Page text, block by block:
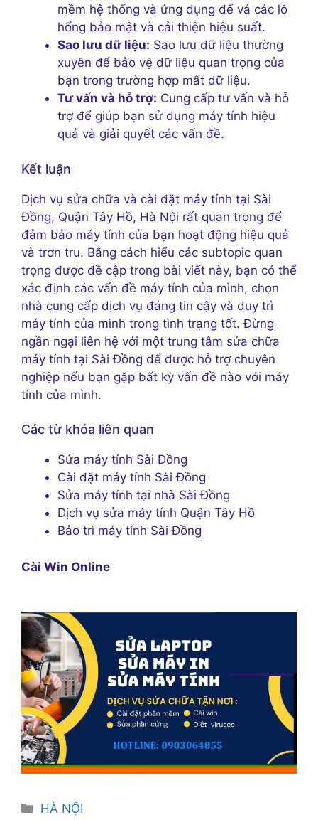
mềm hệ thống và ứng dụng để vá các lỗ
hổng bảo mật và cải thiện hiệu suất.
Sao lưu dữ liệu: Sao lưu dữ liệu thường
xuyên để bảo vệ dữ liệu quan trọng của
bạn trong trường hợp mất dữ liệu.
Tư vấn và hỗ trợ: Cung cấp tư vấn và hỗ
trợ để giúp bạn sử dụng máy tính hiệu
quả và giải quyết các vấn đề.
Kết luận
Dịch vụ sửa chữa và cài đặt máy tính tại Sài
Đồng, Quận Tây Hồ, Hà Nội rất quan trọng để
đảm bảo máy tính của bạn hoạt động hiệu quả
và trơn tru. Bằng cách hiểu các subtopic quan
trọng được đề cập trong bài viết này, bạn có thể
xác định các vấn đề máy tính của mình, chọn
nhà cung cấp dịch vụ đáng tin cậy và duy trì
máy tính của mình trong tình trạng tốt. Đừng
ngần ngại liên hệ với một trung tâm sửa chữa
máy tính tại Sài Đồng để được hỗ trợ chuyên
nghiệp nếu bạn gặp bất kỳ vấn đề nào với máy
tính của mình.
Các từ khóa liên quan
Sửa máy tính Sài Đồng
Cài đặt máy tính Sài Đồng
Sửa máy tính tại nhà Sài Đồng
Dịch vụ sửa máy tính Quận Tây Hồ
Bảo trì máy tính Sài Đồng
Cài Win Online
Danh
HÀ NỘI